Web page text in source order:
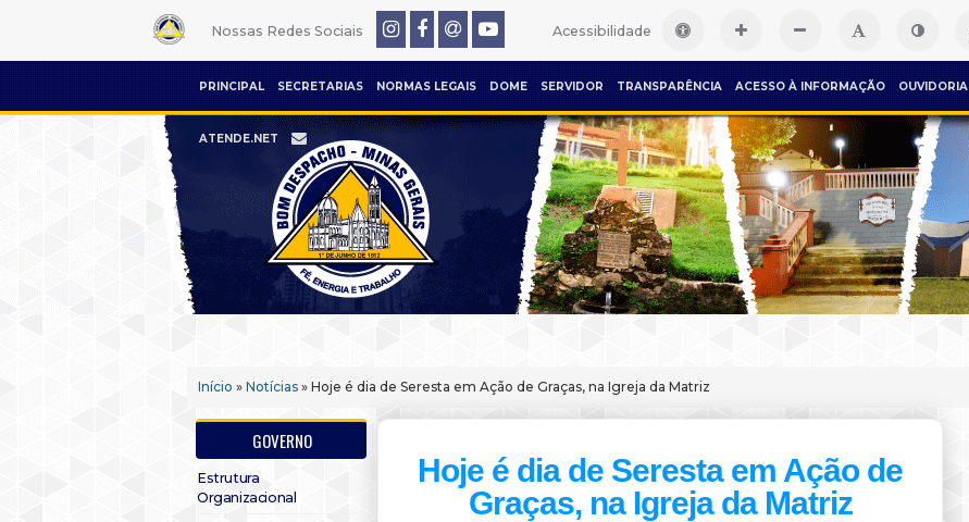
Nossas Redes Sociais Acessibilidade
PRINCIPAL SECRETARIAS NORMAS LEGAIS DOME SERVIDOR TRANSPARÊNCIA ACESSO À INFORMAÇÃO OUVIDORIA
ATENDE.NET
Início » Notícias » Hoje é dia de Seresta em Ação de Graças, na Igreja da Matriz
GOVERNO
Estrutura
Organizacional
Hoje é dia de Seresta em Ação de
Graças, na Igreja da Matriz